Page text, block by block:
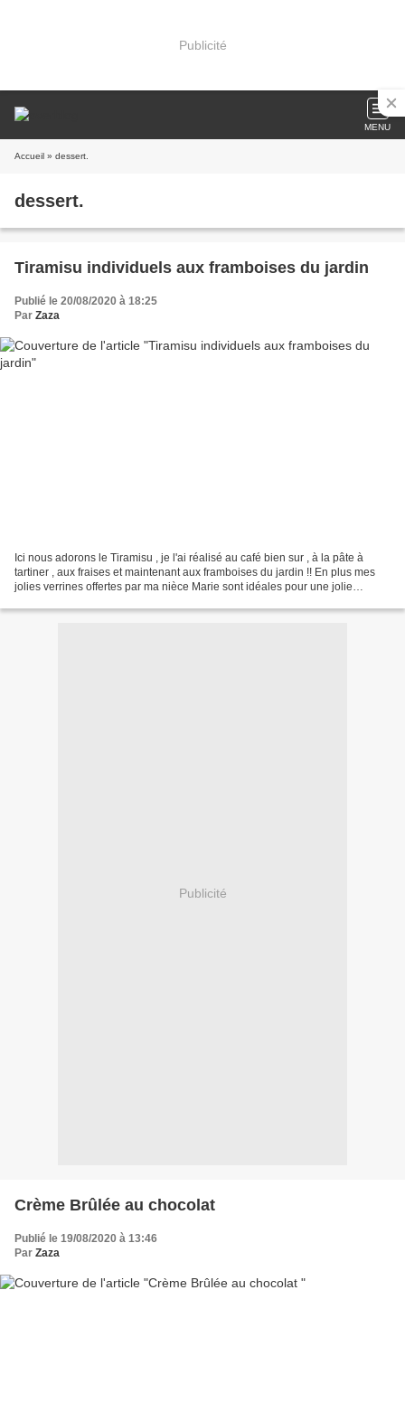
Publicité
MENU
Accueil » dessert.
dessert.
Tiramisu individuels aux framboises du jardin
Publié le 20/08/2020 à 18:25
Par Zaza
Ici nous adorons le Tiramisu , je l'ai réalisé au café bien sur , à la pâte à
tartiner , aux fraises et maintenant aux framboises du jardin !! En plus mes
jolies verrines offertes par ma nièce Marie sont idéales pour une jolie
Publicité
Crème Brûlée au chocolat
Publié le 19/08/2020 à 13:46
Par Zaza